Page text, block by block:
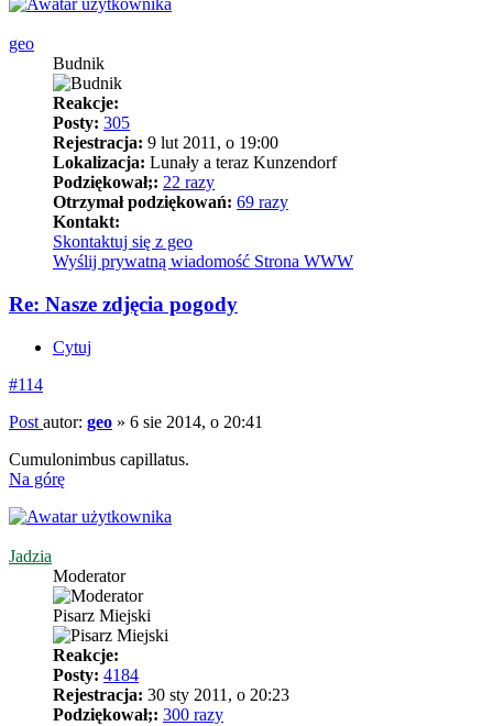
geo
Budnik
Reakcje:
Posty: 305
Rejestracja: 9 lut 2011, o 19:00
Lokalizacja: Lunały a teraz Kunzendorf
Podziękował;: 22 razy
Otrzymał podziękowań: 69 razy
Kontakt:
Skontaktuj się z geo
Wyślij prywatną wiadomość Strona WWW
Re: Nasze zdjęcia pogody
Cytuj
#114
Post autor: geo » 6 sie 2014, o 20:41
Cumulonimbus capillatus.
Na górę
Jadzia
Moderator
Pisarz Miejski
Reakcje:
Posty: 4184
Rejestracja: 30 sty 2011, o 20:23
Podziękował;: 300 razy